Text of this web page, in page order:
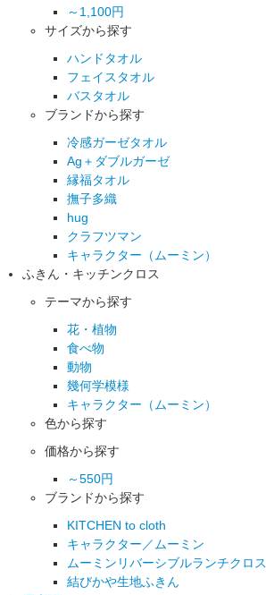
～1,100円
サイズから探す
ハンドタオル
フェイスタオル
バスタオル
ブランドから探す
冷感ガーゼタオル
Ag＋ダブルガーゼ
縁福タオル
撫子多織
hug
クラフツマン
キャラクター（ムーミン）
ふきん・キッチンクロス
テーマから探す
花・植物
食べ物
動物
幾何学模様
キャラクター（ムーミン）
色から探す
価格から探す
～550円
ブランドから探す
KITCHEN to cloth
キャラクター／ムーミン
ムーミンリバーシブルランチクロス
結びかや生地ふきん